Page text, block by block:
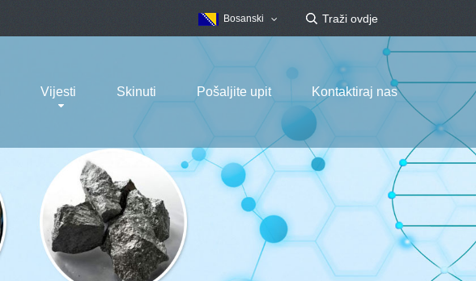
Bosanski
Vijesti Skinuti Pošaljite upit Kontaktiraj nas